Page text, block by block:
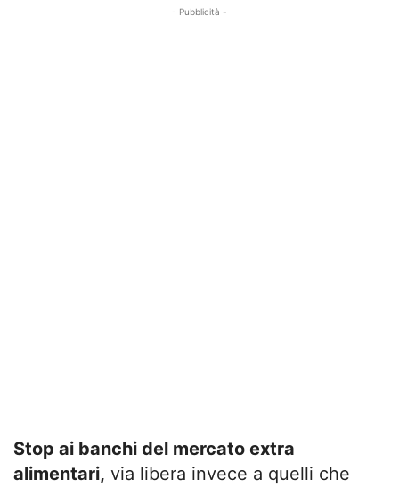
- Pubblicità -
Stop ai banchi del mercato extra
alimentari, via libera invece a quelli che